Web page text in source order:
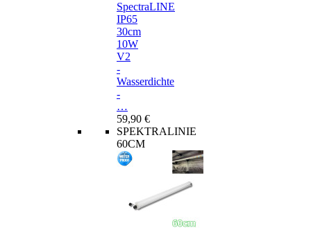
SpectraLINE
IP65
30cm
10W
V2
-
Wasserdichte
-
…
59,90 €
SPEKTRALINIE
60CM